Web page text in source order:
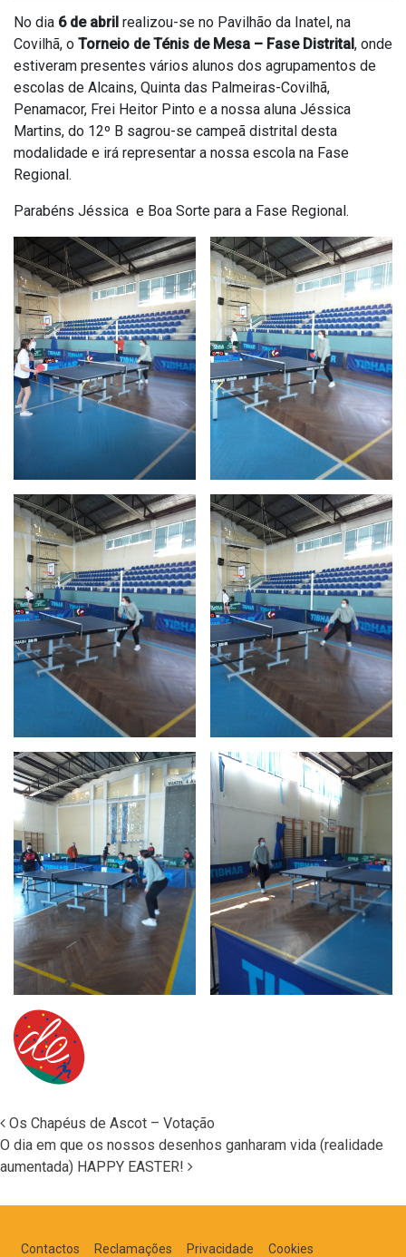
No dia 6 de abril realizou-se no Pavilhão da Inatel, na
Covilhã, o Torneio de Ténis de Mesa – Fase Distrital, onde
estiveram presentes vários alunos dos agrupamentos de
escolas de Alcains, Quinta das Palmeiras-Covilhã,
Penamacor, Frei Heitor Pinto e a nossa aluna Jéssica
Martins, do 12º B sagrou-se campeã distrital desta
modalidade e irá representar a nossa escola na Fase
Regional.
Parabéns Jéssica e Boa Sorte para a Fase Regional.
Navegação nos Posts
Os Chapéus de Ascot – Votação
O dia em que os nossos desenhos ganharam vida (realidade
aumentada) HAPPY EASTER!
Contactos Reclamações Privacidade Cookies